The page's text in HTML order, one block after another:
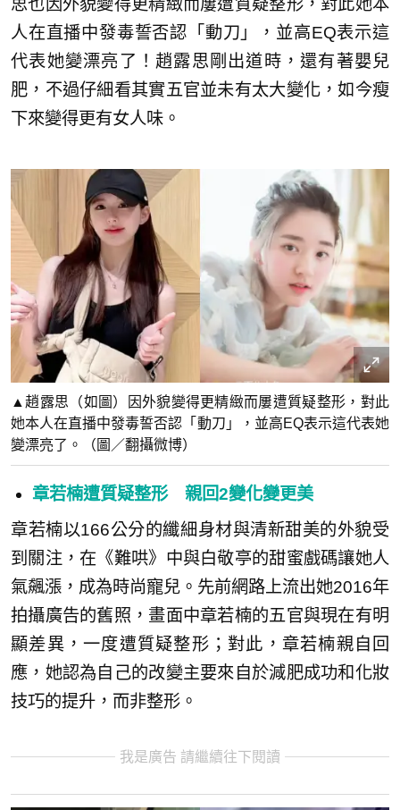
思也因外貌變得更精緻而屢遭質疑整形，對此她本
人在直播中發毒誓否認「動刀」，並高EQ表示這
代表她變漂亮了！趙露思剛出道時，還有著嬰兒
肥，不過仔細看其實五官並未有太大變化，如今瘦
下來變得更有女人味。
▲趙露思（如圖）因外貌變得更精緻而屢遭質疑整形，對此
她本人在直播中發毒誓否認「動刀」，並高EQ表示這代表她
變漂亮了。（圖／翻攝微博）
章若楠遭質疑整形 親回2變化變更美
章若楠以166公分的纖細身材與清新甜美的外貌受
到關注，在《難哄》中與白敬亭的甜蜜戲碼讓她人
氣飆漲，成為時尚寵兒。先前網路上流出她2016年
拍攝廣告的舊照，畫面中章若楠的五官與現在有明
顯差異，一度遭質疑整形；對此，章若楠親自回
應，她認為自己的改變主要來自於減肥成功和化妝
技巧的提升，而非整形。
我是廣告 請繼續往下閱讀